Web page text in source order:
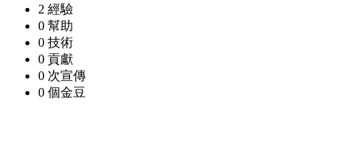
2 經驗
0 幫助
0 技術
0 貢獻
0 次宣傳
0 個金豆